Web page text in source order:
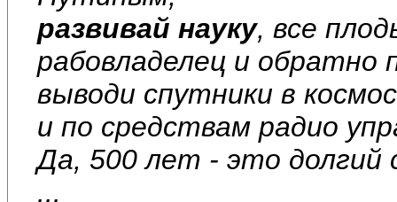
развивай науку, все
рабовладелец и обратно
выводи спутники в
и по средствам радио
Да, 500 лет - это
...